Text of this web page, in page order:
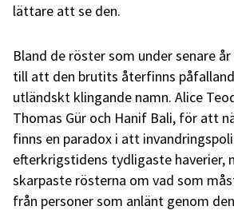
lättare att se den.
Bland de röster som under senare
till att den brutits återfinns
utländskt klingande namn. Alice
Thomas Gür och Hanif Bali, för att
finns en paradox i att
efterkrigstidens tydligaste haverier,
skarpaste rösterna om vad som
från personer som anlänt genom